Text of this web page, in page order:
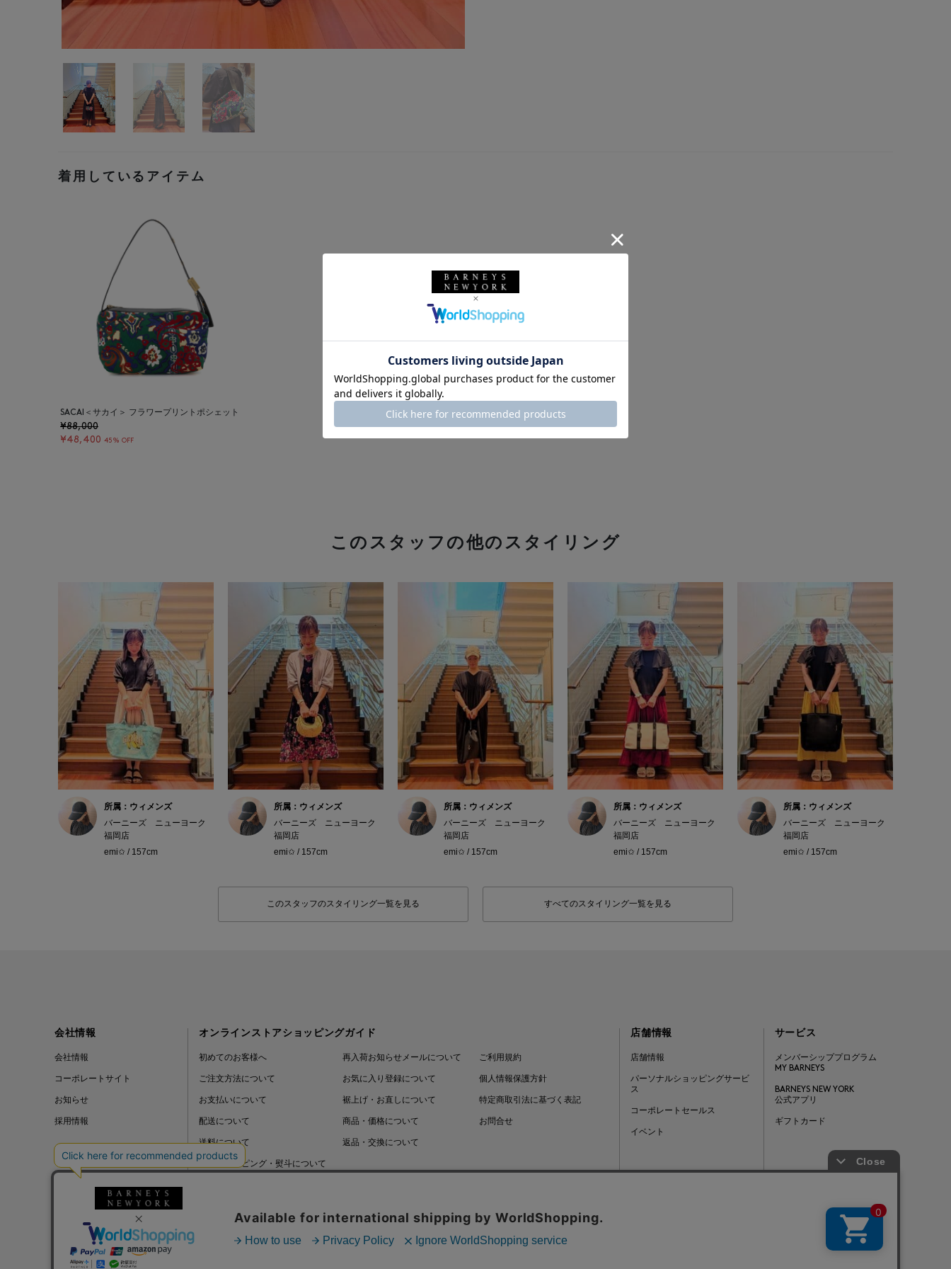
着用しているアイテム
SACAI＜サカイ＞ フラワープリントポシェット
¥88,000
¥48,400 45% OFF
このスタッフの他のスタイリング
所属：ウィメンズ
バーニーズ ニューヨーク
福岡店
emi✩ / 157cm
所属：ウィメンズ
バーニーズ ニューヨーク
福岡店
emi✩ / 157cm
所属：ウィメンズ
バーニーズ ニューヨーク
福岡店
emi✩ / 157cm
所属：ウィメンズ
バーニーズ ニューヨーク
福岡店
emi✩ / 157cm
所属：ウィメンズ
バーニーズ ニューヨーク
福岡店
emi✩ / 157cm
このスタッフのスタイリング一覧を見る すべてのスタイリング一覧を見る
会社情報
会社情報
コーポレートサイト
お知らせ
採用情報
オンラインストアショッピングガイド
初めてのお客様へ
ご注文方法について
お支払いについて
配送について
送料について
ギフトラッピング・熨斗について
再入荷お知らせメールについて
お気に入り登録について
裾上げ・お直しについて
商品・価格について
返品・交換について
ご利用規約
個人情報保護方針
特定商取引法に基づく表記
お問合せ
店舗情報
店舗情報
パーソナルショッピングサービ
ス
コーポレートセールス
イベント
サービス
メンバーシッププログラム
MY BARNEYS
BARNEYS NEW YORK
公式アプリ
ギフトカード